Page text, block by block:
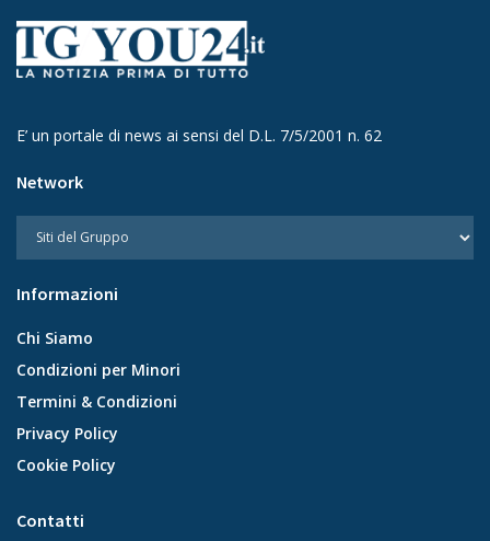
E’ un portale di news ai sensi del D.L. 7/5/2001 n. 62
Network
Informazioni
Chi Siamo
Condizioni per Minori
Termini & Condizioni
Privacy Policy
Cookie Policy
Contatti